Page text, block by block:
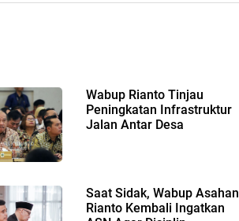
Wabup Rianto Tinjau
Peningkatan Infrastruktur
Jalan Antar Desa
Saat Sidak, Wabup Asahan
Rianto Kembali Ingatkan